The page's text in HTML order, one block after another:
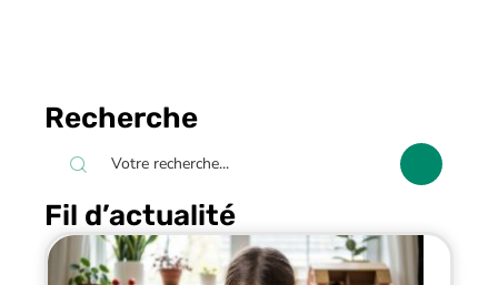
Recherche
Fil d’actualité